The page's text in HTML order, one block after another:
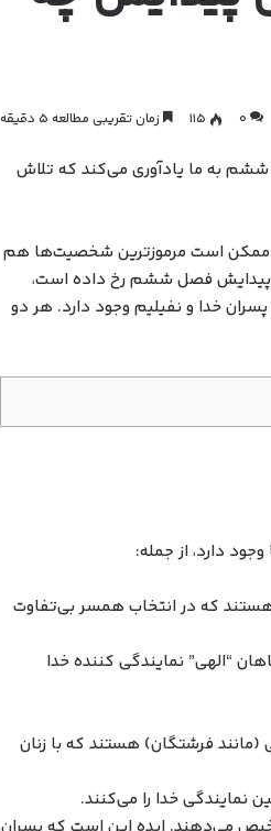
0
115 زمان تقریبی مطالعه 5 دقیقه
به ما یادآوری می‌کند که تلاش
است مرموزترین شخصیت‌ها هم
پیدایش فصل ششم رخ داده است،
خدا و نفیلیم وجود دارد. هر دو
دارد، از جمله:
که در انتخاب همسر بی‌تفاوت
“الهی” نمایندگی کننده خدا
فرشتگان) هستند که با زنان
نمایندگی خدا را می‌کنند.